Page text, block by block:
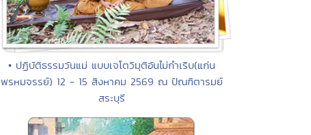
• ปฏิบัติธรรมวันแม่ แบบเจโตวิมุติอันไม่กำเริบ(แก่น
พรหมจรรย์) 12 - 15 สิงหาคม 2569 ณ ปัณฑิตารมย์
สระบุรี